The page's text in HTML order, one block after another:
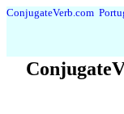
ConjugateVerb.com
Conjugate